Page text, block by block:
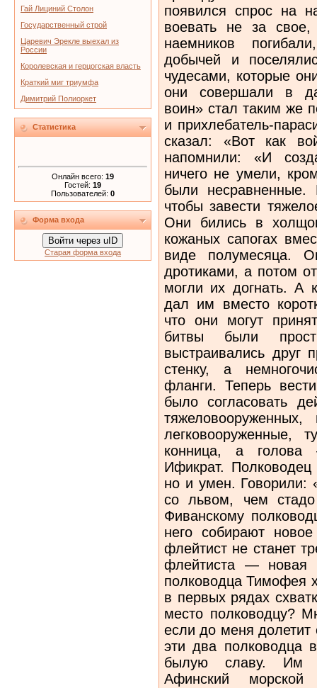
Гай Лициний Столон
Государственный строй
Царевич Эрекле выехал из
России
Королевская и герцогская власть
Краткий миг триумфа
Димитрий Полиоркет
Статистика
Онлайн всего: 19
Гостей: 19
Пользователей: 0
Форма входа
Войти через uID
Старая форма входа
появился спрос на
воевать не за
наемников
добычей и
чудесами, которые
они совершали в
воин» стал таким же
и прихлебатель-
сказал: «Вот как
напомнили: «И
ничего не умели,
были
чтобы завести
Они бились в
кожаных сапогах
виде полумесяца.
дротиками, а потом
могли их догнать. А
дал им вместо
что они могут
битвы были
выстраивались друг
стенку, а
фланги. Теперь
было согласовать
конница, а
Ификрат.
но и умен. Говорили:
со львом, чем
Фиванскому
него собирают
флейтист не станет
флейтиста — новая
полководца Тимофея
в первых рядах
место полководцу?
если до меня
эти два полководца
былую славу. Им
Афинский